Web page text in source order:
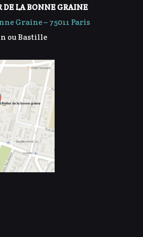
DE LA BONNE GRAINE
Graine – 75011 Paris
ou Bastille